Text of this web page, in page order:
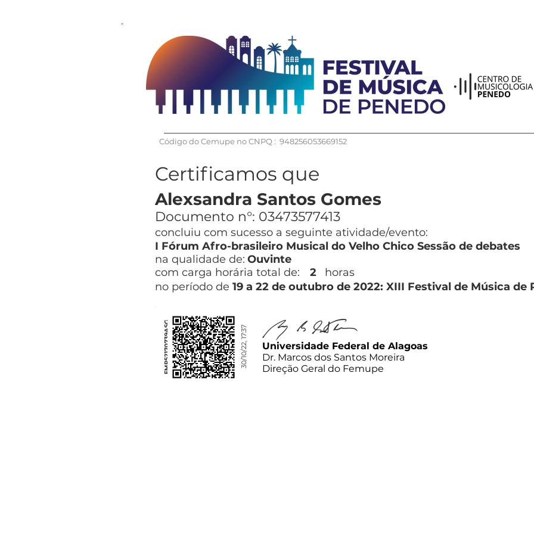
Código do Cemupe no CNPQ : 948256053669152
Certificamos que
Alexsandra Santos Gomes
Documento n°: 03473577413
concluiu com sucesso a seguinte atividade/evento:
I Fórum Afro-brasileiro Musical do Velho Chico Sessão de debates
na qualidade de: Ouvinte
com carga horária total de:
2
horas
no período de 19 a 22 de outubro de 2022: XIII Festival de Música de
FMP52170739ASG 30/10/22, 17:37
Universidade Federal de Alagoas
Dr. Marcos dos Santos Moreira
Direção Geral do Femupe